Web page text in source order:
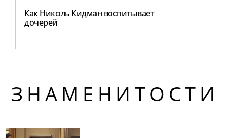
Как Николь Кидман воспитывает
дочерей
ЗНАМЕНИТОСТИ